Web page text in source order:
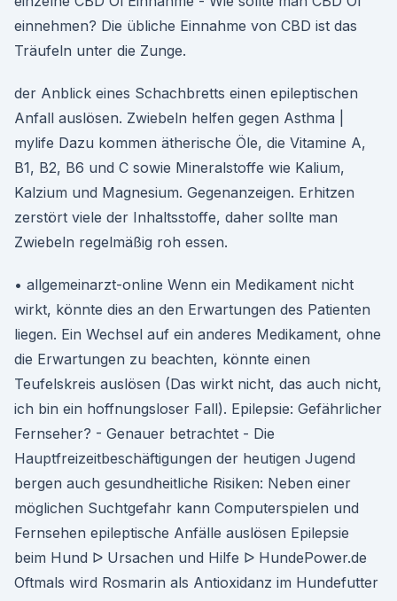
einnehmen? Die übliche Einnahme von CBD ist das
Träufeln unter die Zunge.
der Anblick eines Schachbretts einen epileptischen
Anfall auslösen. Zwiebeln helfen gegen Asthma |
mylife Dazu kommen ätherische Öle, die Vitamine A,
B1, B2, B6 und C sowie Mineralstoffe wie Kalium,
Kalzium und Magnesium. Gegenanzeigen. Erhitzen
zerstört viele der Inhaltsstoffe, daher sollte man
Zwiebeln regelmäßig roh essen.
• allgemeinarzt-online Wenn ein Medikament nicht
wirkt, könnte dies an den Erwartungen des Patienten
liegen. Ein Wechsel auf ein anderes Medikament, ohne
die Erwartungen zu beachten, könnte einen
Teufelskreis auslösen (Das wirkt nicht, das auch nicht,
ich bin ein hoffnungsloser Fall). Epilepsie: Gefährlicher
Fernseher? - Genauer betrachtet - Die
Hauptfreizeitbeschäftigungen der heutigen Jugend
bergen auch gesundheitliche Risiken: Neben einer
möglichen Suchtgefahr kann Computerspielen und
Fernsehen epileptische Anfälle auslösen Epilepsie
beim Hund ᐅ Ursachen und Hilfe ᐅ HundePower.de
Oftmals wird Rosmarin als Antioxidanz im Hundefutter